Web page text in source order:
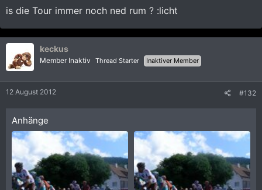
is die Tour immer noch ned rum ? :licht
keckus
Member Inaktiv Thread Starter Inaktiver Member
12 August 2012 #132
Anhänge